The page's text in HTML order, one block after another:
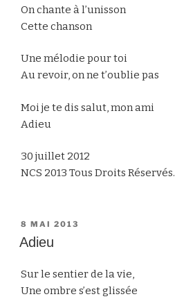
On chante à l’unisson
Cette chanson
Une mélodie pour toi
Au revoir, on ne t’oublie pas
Moi je te dis salut, mon ami
Adieu
30 juillet 2012
NCS 2013 Tous Droits Réservés.
PUBLIÉ
LE
8 MAI 2013
Adieu
Sur le sentier de la vie,
Une ombre s’est glissée